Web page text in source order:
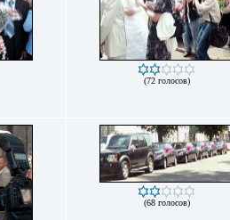
(72 голосов)
(68 голосов)